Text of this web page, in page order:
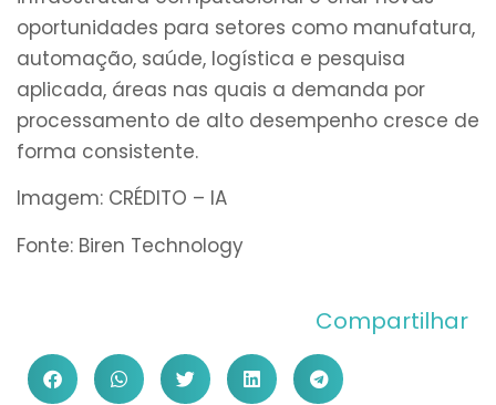
oportunidades para setores como manufatura,
automação, saúde, logística e pesquisa
aplicada, áreas nas quais a demanda por
processamento de alto desempenho cresce de
forma consistente.
Imagem: CRÉDITO – IA
Fonte: Biren Technology
Compartilhar